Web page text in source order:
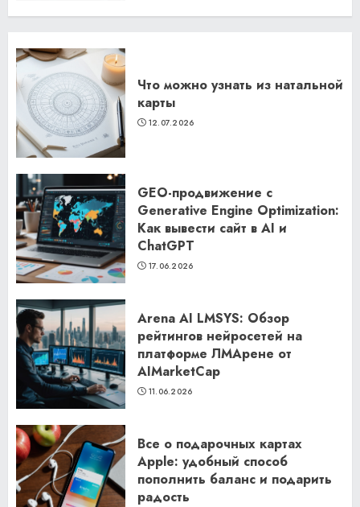
Что можно узнать из натальной
карты
12.07.2026
GEO-продвижение с
Generative Engine Optimization:
Как вывести сайт в AI и
ChatGPT
17.06.2026
Arena AI LMSYS: Обзор
рейтингов нейросетей на
платформе ЛМАрене от
AIMarketCap
11.06.2026
Все о подарочных картах
Apple: удобный способ
пополнить баланс и подарить
радость